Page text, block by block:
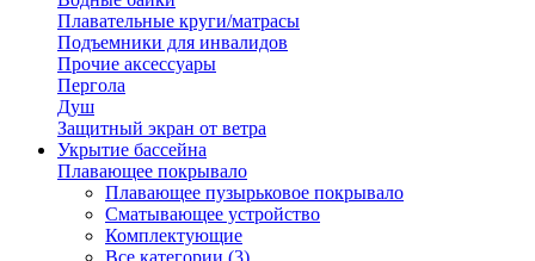
Плавательные круги/матрасы
Подъемники для инвалидов
Прочие аксессуары
Пергола
Душ
Защитный экран от ветра
Укрытие бассейна
Плавающее покрывало
Плавающее пузырьковое покрывало
Сматывающее устройство
Комплектующие
Все категории (3)